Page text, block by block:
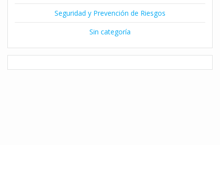
Seguridad y Prevención de Riesgos
Sin categoría